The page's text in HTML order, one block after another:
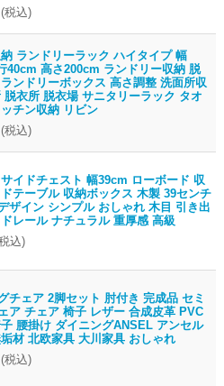
(税込)
ランドリーラック ハイタイプ 幅
40cm 高さ200cm ランドリー収納 脱
ンドリーボックス 高さ調整 洗面所収
脱衣所 脱衣場 サニタリーラック タオ
チン収納 リビン
(税込)
イドチェスト 幅39cm ローボード 収
テーブル 収納ボックス 木製 39センチ
ザイン シンプル おしゃれ 木目 引き出
レール ナチュラル 重厚感 高級
込)
チェア 2脚セット 肘付き 完成品 セミ
ア チェア 椅子 レザー 合成皮革 PVC
腰掛け ダイニングANSEL アンセル
材 北欧家具 大川家具 おしゃれ
(税込)